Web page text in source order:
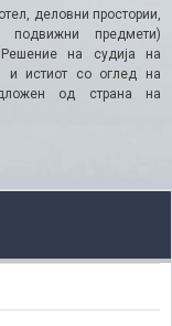
деловни простории,
предмети)
на судија на
и истиот со оглед на
од страна на